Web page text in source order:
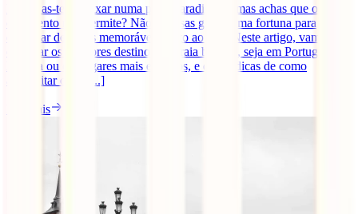
Imaginas-te a relaxar numa praia paradisíaca, mas achas que o teu
orçamento não permite? Não precisas gastar uma fortuna para
desfrutar de férias memoráveis junto ao mar. Neste artigo, vamos
explorar os melhores destinos de praia baratos, seja em Portugal, na
Europa ou em lugares mais exóticos, e dar-te dicas de como
aproveitar o sol [...]
Ler mais